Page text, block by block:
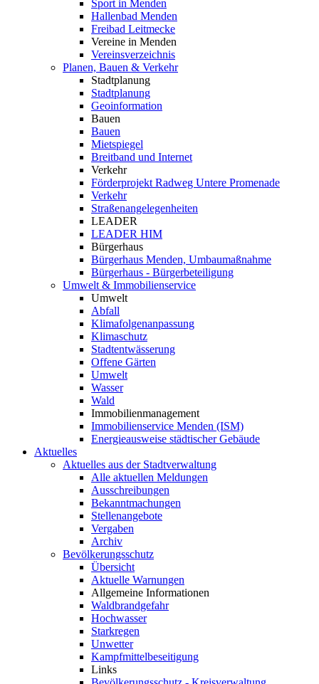
Sport in Menden
Hallenbad Menden
Freibad Leitmecke
Vereine in Menden
Vereinsverzeichnis
Planen, Bauen & Verkehr
Stadtplanung
Stadtplanung
Geoinformation
Bauen
Bauen
Mietspiegel
Breitband und Internet
Verkehr
Förderprojekt Radweg Untere Promenade
Verkehr
Straßenangelegenheiten
LEADER
LEADER HIM
Bürgerhaus
Bürgerhaus Menden, Umbaumaßnahme
Bürgerhaus - Bürgerbeteiligung
Umwelt & Immobilienservice
Umwelt
Abfall
Klimafolgenanpassung
Klimaschutz
Stadtentwässerung
Offene Gärten
Umwelt
Wasser
Wald
Immobilienmanagement
Immobilienservice Menden (ISM)
Energieausweise städtischer Gebäude
Aktuelles
Aktuelles aus der Stadtverwaltung
Alle aktuellen Meldungen
Ausschreibungen
Bekanntmachungen
Stellenangebote
Vergaben
Archiv
Bevölkerungsschutz
Übersicht
Aktuelle Warnungen
Allgemeine Informationen
Waldbrandgefahr
Hochwasser
Starkregen
Unwetter
Kampfmittelbeseitigung
Links